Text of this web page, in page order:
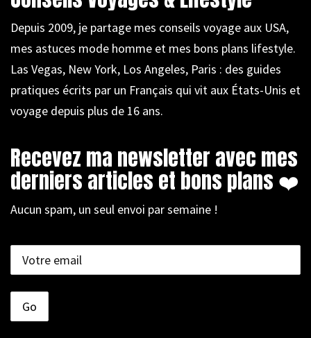
Depuis 2009, je partage mes conseils voyage aux USA,
mes astuces mode homme et mes bons plans lifestyle.
Las Vegas, New York, Los Angeles, Paris : des guides
pratiques écrits par un Français qui vit aux États-Unis et
voyage depuis plus de 16 ans.
Recevez ma newsletter avec mes
derniers articles et bons plans ❤️
Aucun spam, un seul envoi par semaine !